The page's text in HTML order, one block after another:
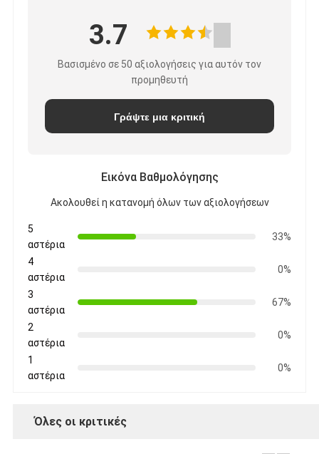
3.7
Βασισμένο σε 50 αξιολογήσεις για αυτόν τον
προμηθευτή
Γράψτε μια κριτική
Εικόνα Βαθμολόγησης
Ακολουθεί η κατανομή όλων των αξιολογήσεων
5
αστέρια
33%
4
αστέρια
0%
3
αστέρια
67%
2
αστέρια
0%
1
αστέρια
0%
Όλες οι κριτικές